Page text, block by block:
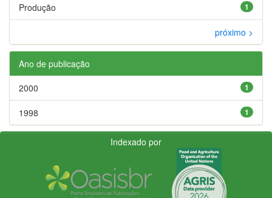
1
Produção
próximo >
Ano de publicação
1
2000
1
1998
Indexado por